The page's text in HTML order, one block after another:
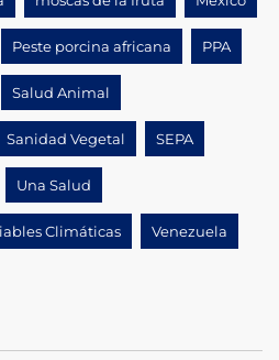
Peste porcina africana PPA
Salud Animal
Sanidad Vegetal SEPA
Una Salud
Climáticas Venezuela